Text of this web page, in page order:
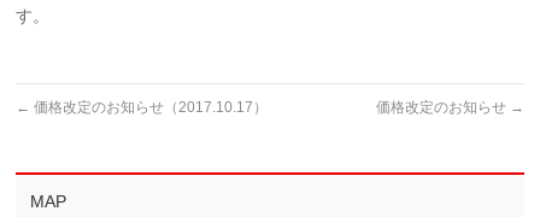
す。
← 価格改定のお知らせ（2017.10.17） 価格改定のお知らせ →
MAP